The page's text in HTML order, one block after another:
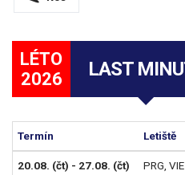
LÉTO
2026
LAST
Termín Letiště
20.08. (čt) - 27.08. (čt) PRG VIE